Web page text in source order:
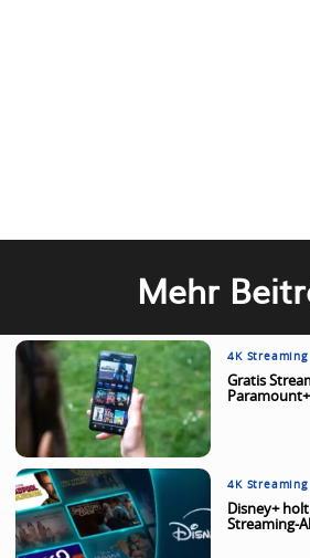
Mehr
4K Streaming
Gratis
4K Streaming
Disney+
Streaming-